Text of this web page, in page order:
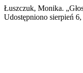
Łuszczuk, Monika.
Udostępniono sierpień